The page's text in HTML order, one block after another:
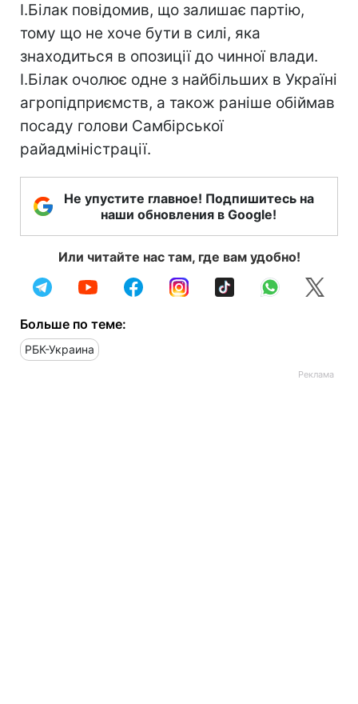
І.Білак повідомив, що залишає партію,
тому що не хоче бути в силі, яка
знаходиться в опозиції до чинної влади.
І.Білак очолює одне з найбільших в Україні
агропідприємств, а також раніше обіймав
посаду голови Самбірської
райадміністрації.
Не упустите главное! Подпишитесь на
наши обновления в Google!
Или читайте нас там, где вам удобно!
Больше по теме:
РБК-Украина